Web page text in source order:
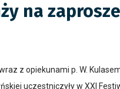
na
z opiekunami p. W.
uczestniczyły w XXI